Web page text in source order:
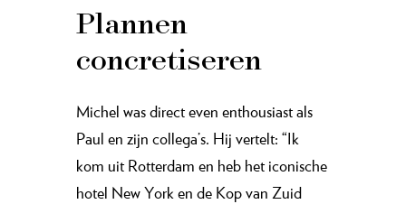
Plannen
concretiseren
Michel was direct even enthousiast als
Paul en zijn collega’s. Hij vertelt: “Ik
kom uit Rotterdam en heb het iconische
hotel New York en de Kop van Zuid